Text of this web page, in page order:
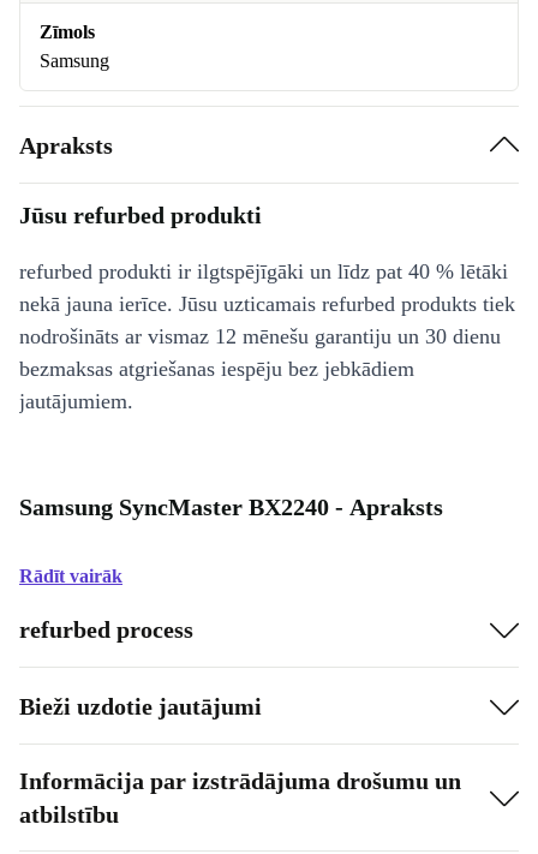
Zīmols
Samsung
Apraksts
Jūsu refurbed produkti
refurbed produkti ir ilgtspējīgāki un līdz pat 40 % lētāki
nekā jauna ierīce. Jūsu uzticamais refurbed produkts tiek
nodrošināts ar vismaz 12 mēnešu garantiju un 30 dienu
bezmaksas atgriešanas iespēju bez jebkādiem
jautājumiem.
Samsung SyncMaster BX2240 - Apraksts
Rādīt vairāk
refurbed process
Bieži uzdotie jautājumi
Informācija par izstrādājuma drošumu un
atbilstību